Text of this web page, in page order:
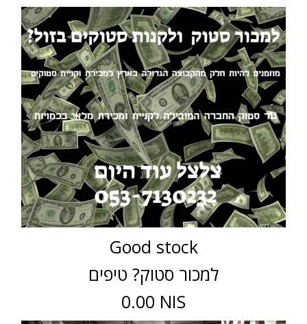
Good stock
למכור סטוק? טיפים
0.00 NIS